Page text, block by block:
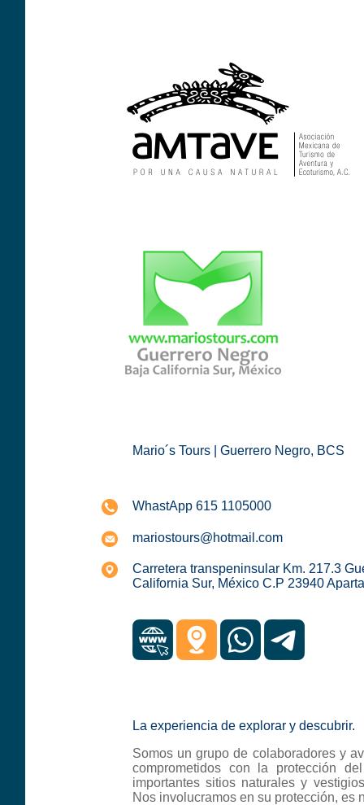
Mario´s Tours | Guerrero Negro, BCS
WhastApp 615 1105000
mariostours@hotmail.com
Carretera transpeninsular Km. 217.3
California Sur, México C.P 23940
La experiencia de explorar y descubrir.
Somos un grupo de colaboradores y
comprometidos con la protección
importantes sitios naturales y
Nos involucramos en su protección, es